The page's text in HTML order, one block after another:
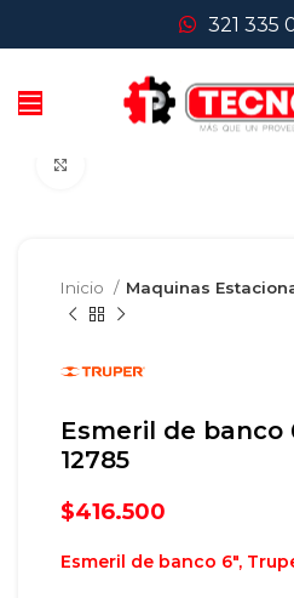
321 335
Inicio Maquinas
Esmeril de banco
12785
$416.500
Esmeril de banco 6″,